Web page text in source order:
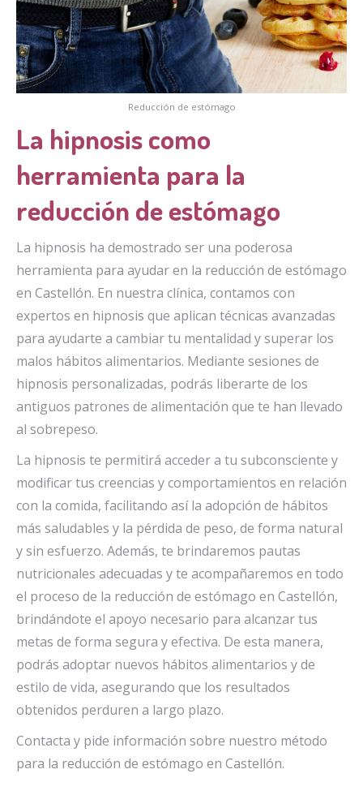
Reducción de estómago
La hipnosis como
herramienta para la
reducción de estómago
La hipnosis ha demostrado ser una poderosa
herramienta para ayudar en la reducción de estómago
en Castellón. En nuestra clínica, contamos con
expertos en hipnosis que aplican técnicas avanzadas
para ayudarte a cambiar tu mentalidad y superar los
malos hábitos alimentarios. Mediante sesiones de
hipnosis personalizadas, podrás liberarte de los
antiguos patrones de alimentación que te han llevado
al sobrepeso.
La hipnosis te permitirá acceder a tu subconsciente y
modificar tus creencias y comportamientos en relación
con la comida, facilitando así la adopción de hábitos
más saludables y la pérdida de peso, de forma natural
y sin esfuerzo. Además, te brindaremos pautas
nutricionales adecuadas y te acompañaremos en todo
el proceso de la reducción de estómago en Castellón,
brindándote el apoyo necesario para alcanzar tus
metas de forma segura y efectiva. De esta manera,
podrás adoptar nuevos hábitos alimentarios y de
estilo de vida, asegurando que los resultados
obtenidos perduren a largo plazo.
Contacta y pide información sobre nuestro método
para la reducción de estómago en Castellón.